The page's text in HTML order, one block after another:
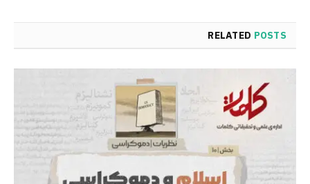
RELATED POSTS